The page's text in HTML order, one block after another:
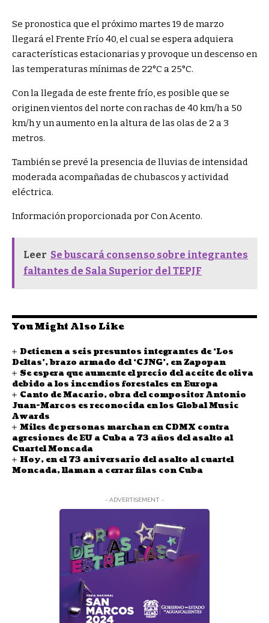
Se pronostica que el próximo martes 19 de marzo
llegará el Frente Frío 40, el cual se espera adquiera
características estacionarias y provoque un descenso en
las temperaturas mínimas de 22°C a 25°C.
Con la llegada de este frente frío, es posible que se
originen vientos del norte con rachas de 40 km/h a 50
km/h y un aumento en la altura de las olas de 2 a 3
metros.
También se prevé la presencia de lluvias de intensidad
moderada acompañadas de chubascos y actividad
eléctrica.
Información proporcionada por Con Acento.
Leer Se buscará consenso sobre integrantes
faltantes de Sala Superior del TEPJF
You Might Also Like
Detienen a seis presuntos integrantes de ‘Los
Deltas’, brazo armado del ‘CJNG’, en Zapopan
Se espera que aumente el precio del aceite de oliva
debido a los incendios forestales en Europa
Canto de Macario, obra del compositor Antonio
Juan-Marcos es reconocida en los Global Music
Awards
Miles de personas marchan en CDMX contra
agresiones de EU a Cuba a 73 años del asalto al
Cuartel Moncada
Hoy, en el 73 aniversario del asalto al cuartel
Moncada, llaman a cerrar filas con Cuba
- ADVERTISEMENT -